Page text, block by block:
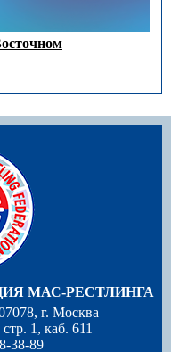
МАС-РЕСТЛИНГА
г. Москва
1, каб. 611
38-89